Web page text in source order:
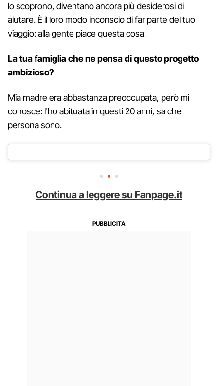
lo scoprono, diventano ancora più desiderosi di
aiutare. È il loro modo inconscio di far parte del tuo
viaggio: alla gente piace questa cosa.
La tua famiglia che ne pensa di questo progetto
ambizioso?
Mia madre era abbastanza preoccupata, però mi
conosce: l'ho abituata in questi 20 anni, sa che
persona sono.
Continua a leggere su Fanpage.it